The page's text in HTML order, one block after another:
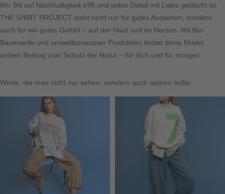
Wo Stil auf Nachhaltigkeit trifft und jedes Detail mit Liebe gedacht ist.
THE SHIRT PROJECT steht nicht nur für gutes Aussehen, sondern
auch für ein gutes Gefühl – auf der Haut und im Herzen. Mit Bio-
Baumwolle und umweltbewusster Produktion leistet diese Model
seinen Beitrag zum Schutz der Natur – für dich und für morgen.
Werte, die man nicht nur sehen, sondern auch spüren sollte.